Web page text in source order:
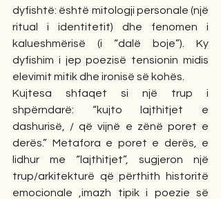
dyfishtë: është mitologji personale (një
ritual i identitetit) dhe fenomen i
kalueshmërisë (i “dalë boje”). Ky
dyfishim i jep poezisë tensionin midis
elevimit mitik dhe ironisë së kohës.
Kujtesa shfaqet si një trup i
shpërndarë: “kujto lajthitjet e
dashurisë, / që vijnë e zënë poret e
derës.” Metafora e poret e derës, e
lidhur me “lajthitjet”, sugjeron një
trup/arkitekturë që përthith historitë
emocionale ,imazh tipik i poezie së